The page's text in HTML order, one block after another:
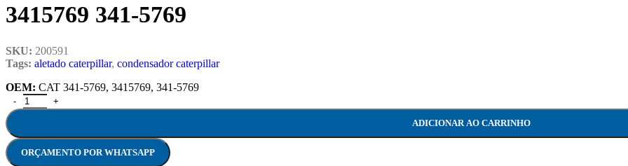
3415769 341-5769
SKU: 200591
Tags: aletado caterpillar, condensador caterpillar
OEM: CAT 341-5769, 3415769, 341-5769
CONDENSADOR CATERPILLAR PA CARREGADEIRA 924K 938M 938K 930K 926M 3415769 341-5769 quantidade
ADICIONAR AO CARRINHO
ORÇAMENTO POR WHATSAPP